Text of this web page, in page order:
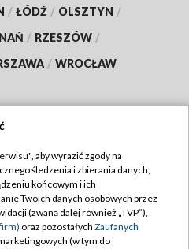
/ ŁÓDŹ / OLSZTYN /
/ RZESZÓW /
/ WROCŁAW
TVP
TVP
prywatności
aby wyrazić zgody na
śledzenia i zbierania danych,
końcowym i ich
Twoich danych osobowych przez
(zwaną dalej również „TVP”),
oraz pozostałych Zaufanych
(w tym do